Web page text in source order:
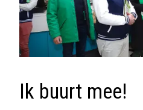
Ik buurt mee!